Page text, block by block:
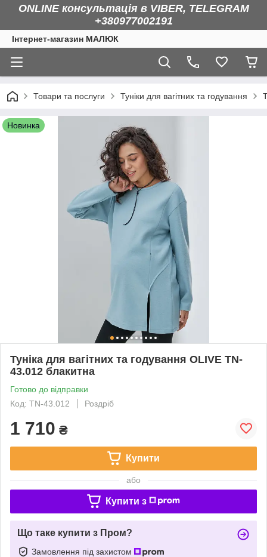
ONLINE консультація в VIBER, TELEGRAM
+380977002191
Інтернет-магазин МАЛЮК
Товари та послуги Туніки для вагітних та годування
Новинка
Туніка для вагітних та годування OLIVE TN-
43.012 блакитна
Готово до відправки
Код: TN-43.012
Роздріб
1 710 ₴
Купити
або
Купити з
Що таке купити з Пром?
Замовлення під захистом